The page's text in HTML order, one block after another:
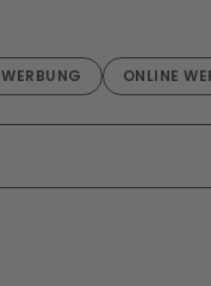
ONLINE